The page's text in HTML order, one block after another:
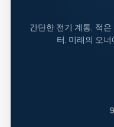
간단한 전기 계통, 적
터. 미래의 오